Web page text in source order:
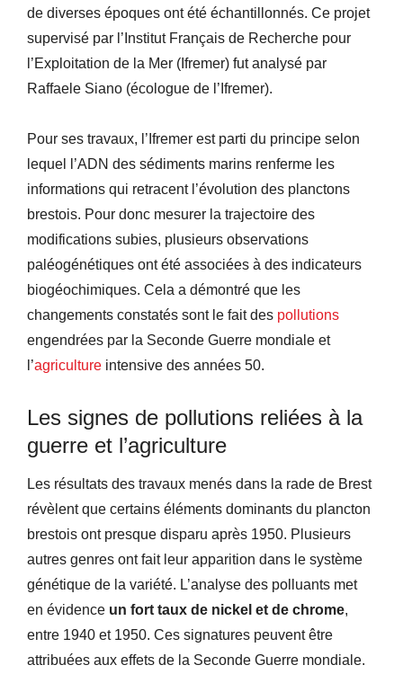
de diverses époques ont été échantillonnés. Ce projet
supervisé par l’Institut Français de Recherche pour
l’Exploitation de la Mer (Ifremer) fut analysé par
Raffaele Siano (écologue de l’Ifremer).
Pour ses travaux, l’Ifremer est parti du principe selon
lequel l’ADN des sédiments marins renferme les
informations qui retracent l’évolution des planctons
brestois. Pour donc mesurer la trajectoire des
modifications subies, plusieurs observations
paléogénétiques ont été associées à des indicateurs
biogéochimiques. Cela a démontré que les
changements constatés sont le fait des pollutions
engendrées par la Seconde Guerre mondiale et
l’agriculture intensive des années 50.
Les signes de pollutions reliées à la
guerre et l’agriculture
Les résultats des travaux menés dans la rade de Brest
révèlent que certains éléments dominants du plancton
brestois ont presque disparu après 1950. Plusieurs
autres genres ont fait leur apparition dans le système
génétique de la variété. L’analyse des polluants met
en évidence un fort taux de nickel et de chrome,
entre 1940 et 1950. Ces signatures peuvent être
attribuées aux effets de la Seconde Guerre mondiale.